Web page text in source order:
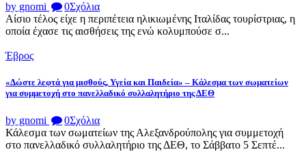
by gnomi 0Σχόλια
Αίσιο τέλος είχε η περιπέτεια ηλικιωμένης Ιταλίδας τουρίστριας, η
οποία έχασε τις αισθήσεις της ενώ κολυμπούσε σ...
Έβρος
«Δώστε λεφτά για μισθούς, Υγεία και Παιδεία» – Κάλεσμα των σωματείων
για συμμετοχή στο πανελλαδικό συλλαλητήριο της ΔΕΘ
by gnomi 0Σχόλια
Κάλεσμα των σωματείων της Αλεξανδρούπολης για συμμετοχή
στο πανελλαδικό συλλαλητήριο της ΔΕΘ, το Σάββατο 5 Σεπτέ...